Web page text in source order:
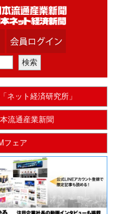
ネット経済研究所」
本流通産業新聞
フェア